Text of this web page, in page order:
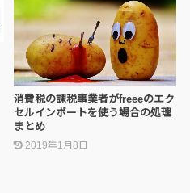
消費税の課税事業者がfreeeのエク
セルインポートを使う場合の処理
まとめ
2019年1月8日